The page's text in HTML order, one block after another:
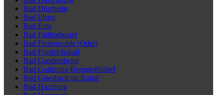
Bad Dürrheim
Bad Elster
Bad Ems
Bad Fallingbostel
Bad Freienwalde (Oder)
Bad Friedrichshall
Bad Gandersheim
Bad Gottleuba-Berggießhübel
Bad Griesbach im Rottal
Bad Harzburg